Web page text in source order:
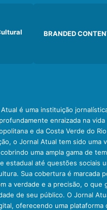
BRANDED
é uma instituição
enraizada na
e da Costa Verde do
o Jornal Atual tem sido uma
uma ampla gama de
estadual até questões sociais
Sua cobertura é marcada
a verdade e a precisão, o que
de seu público. O Jornal
oferecendo uma plataforma